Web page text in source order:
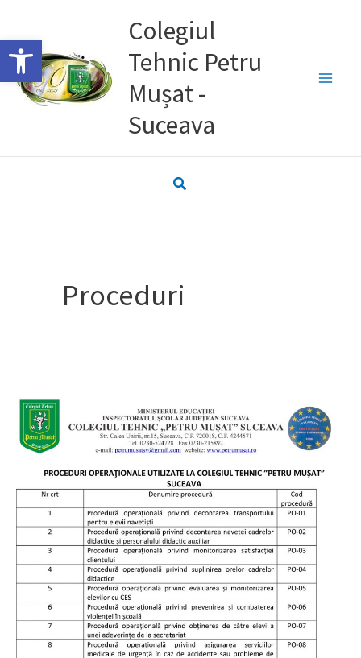
Deschide bara de unelte
to
content
Colegiul
Tehnic Petru
Mușat -
Suceava
Proceduri
Proceduri
operaționale
utilizate
colegiul
nostru